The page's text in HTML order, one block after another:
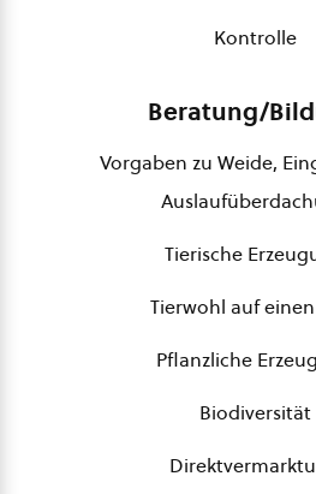
Kontrolle
Beratung/
Vorgaben zu Weide,
Tierische
Tierwohl auf
Pflanzliche
Biodiversität